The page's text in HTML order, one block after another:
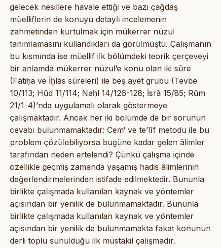
gelecek nesillere havale ettiği ve bazı çağdaş
müelliflerin de konuyu detaylı incelemenin
zahmetinden kurtulmak için mükerrer nüzul
tanımlamasını kullandıkları da görülmüştü. Çalışmanın
bu kısmında ise müellif ilk bölümdeki teorik çerçeveyi
bir anlamda mükerrer nüzul’e konu olan iki sūre
(Fātiḥa ve İḫlās sūreleri) ile beş ayet grubu (Tevbe
10/113; Hūd 11/114; Naḥl 14/126-128; İsrā 15/85; Rūm
21/1-4)’nda uygulamalı olarak göstermeye
çalışmaktadır. Ancak her iki bölümde de bir sorunun
cevabı bulunmamaktadır: Cem‘ ve te’līf metodu ile bu
problem çözülebiliyorsa bugüne kadar gelen âlimler
tarafından neden ertelendi? Çünkü çalışma içinde
özellikle geçmiş zamanda yaşamış hadis âlimlerinin
değerlendirmelerinden istifade edilmektedir. Bununla
birlikte çalışmada kullanılan kaynak ve yöntemler
açısından bir yenilik de bulunmamaktadır. Bununla
birlikte çalışmada kullanılan kaynak ve yöntemler
açısından bir yenilik de bulunmamakta fakat konunun
derli toplu sunulduğu ilk müstakil çalışmadır.